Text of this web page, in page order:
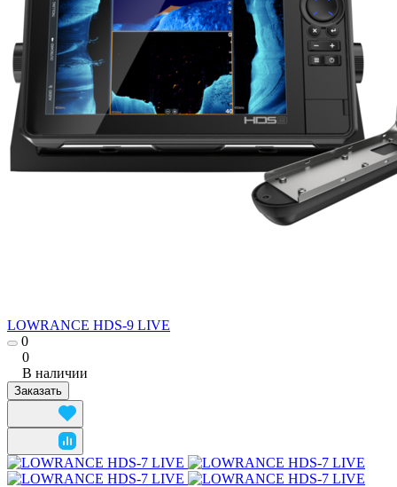
LOWRANCE HDS-9 LIVE
0
0
В наличии
Заказать